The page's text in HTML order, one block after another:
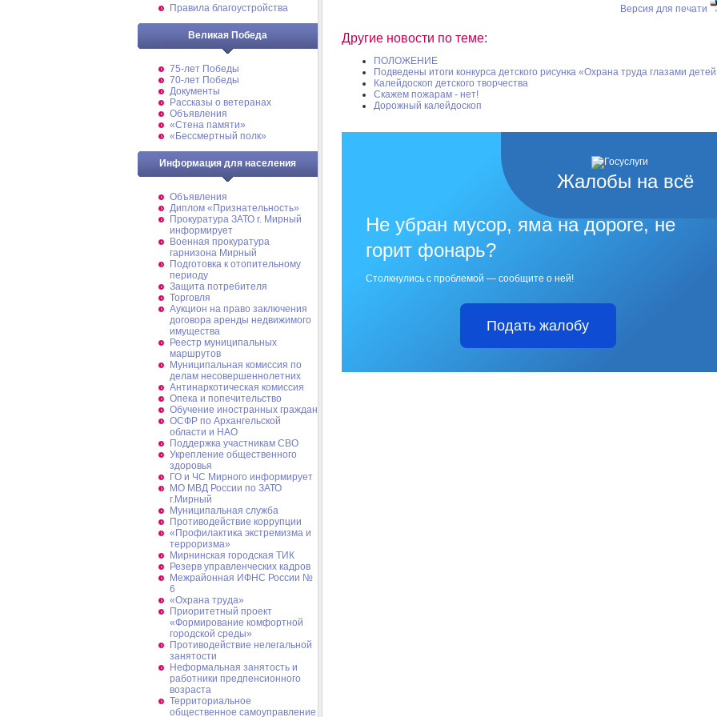
Правила благоустройства
Великая Победа
75-лет Победы
70-лет Победы
Документы
Рассказы о ветеранах
Объявления
«Стена памяти»
«Бессмертный полк»
Информация для населения
Объявления
Диплом «Признательность»
Прокуратура ЗАТО г. Мирный
информирует
Военная прокуратура
гарнизона Мирный
Подготовка к отопительному
периоду
Защита потребителя
Торговля
Аукцион на право заключения
договора аренды недвижимого
имущества
Реестр муниципальных
маршрутов
Муниципальная комиссия по
делам несовершеннолетних
Антинаркотическая комиссия
Опека и попечительство
Обучение иностранных граждан
ОСФР по Архангельской
области и НАО
Поддержка участникам СВО
Укрепление общественного
здоровья
ГО и ЧС Мирного информирует
МО МВД России по ЗАТО
г.Мирный
Муниципальная cлужба
Противодействие коррупции
«Профилактика экстремизма и
терроризма»
Мирнинская городская ТИК
Резерв управленческих кадров
Межрайонная ИФНС России №
6
«Охрана труда»
Приоритетный проект
«Формирование комфортной
городской среды»
Противодействие нелегальной
занятости
Неформальная занятость и
работники предпенсионного
возраста
Территориальное
общественное самоуправление
Версия для печати
Другие новости по теме:
ПОЛОЖЕНИЕ
Подведены итоги конкурса детского рисунка «Охрана труда глазами
Калейдоскоп детского творчества
Скажем пожарам - нет!
Дорожный калейдоскоп
Жалобы на всё
Не убран мусор, яма на дороге, не
горит фонарь?
Столкнулись с проблемой — сообщите о ней!
Подать жалобу